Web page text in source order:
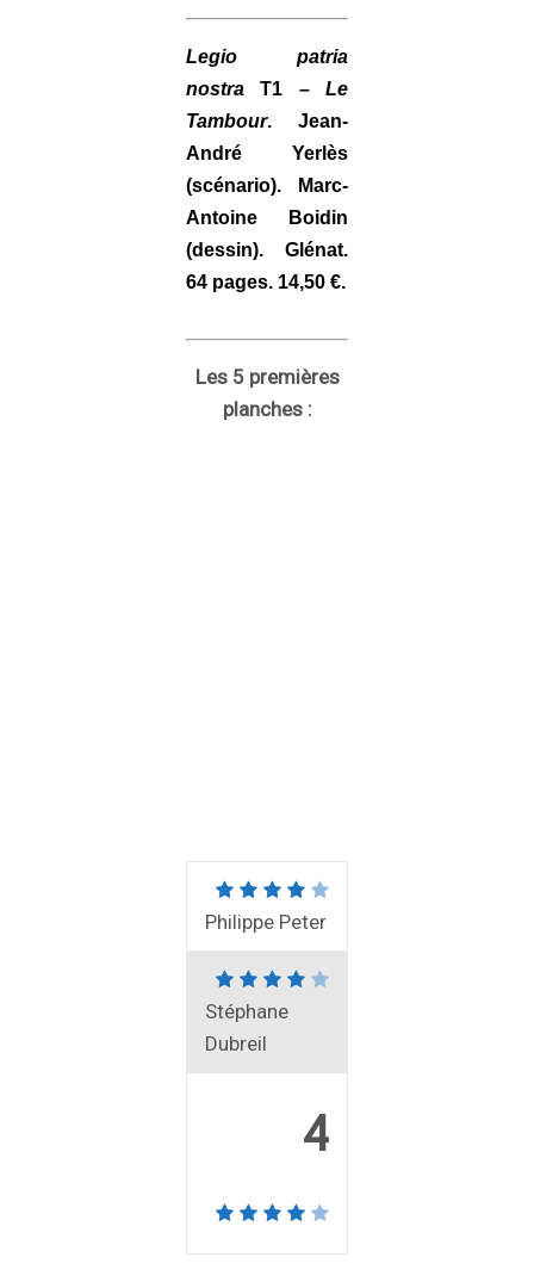
Legio patria
nostraT1 – Le
Tambour. Jean-
André Yerlès
(scénario). Marc-
Antoine Boidin
(dessin). Glénat.
64 pages. 14,50 €.
Les 5 premières
planches :
Philippe Peter
Stéphane
Dubreil
4